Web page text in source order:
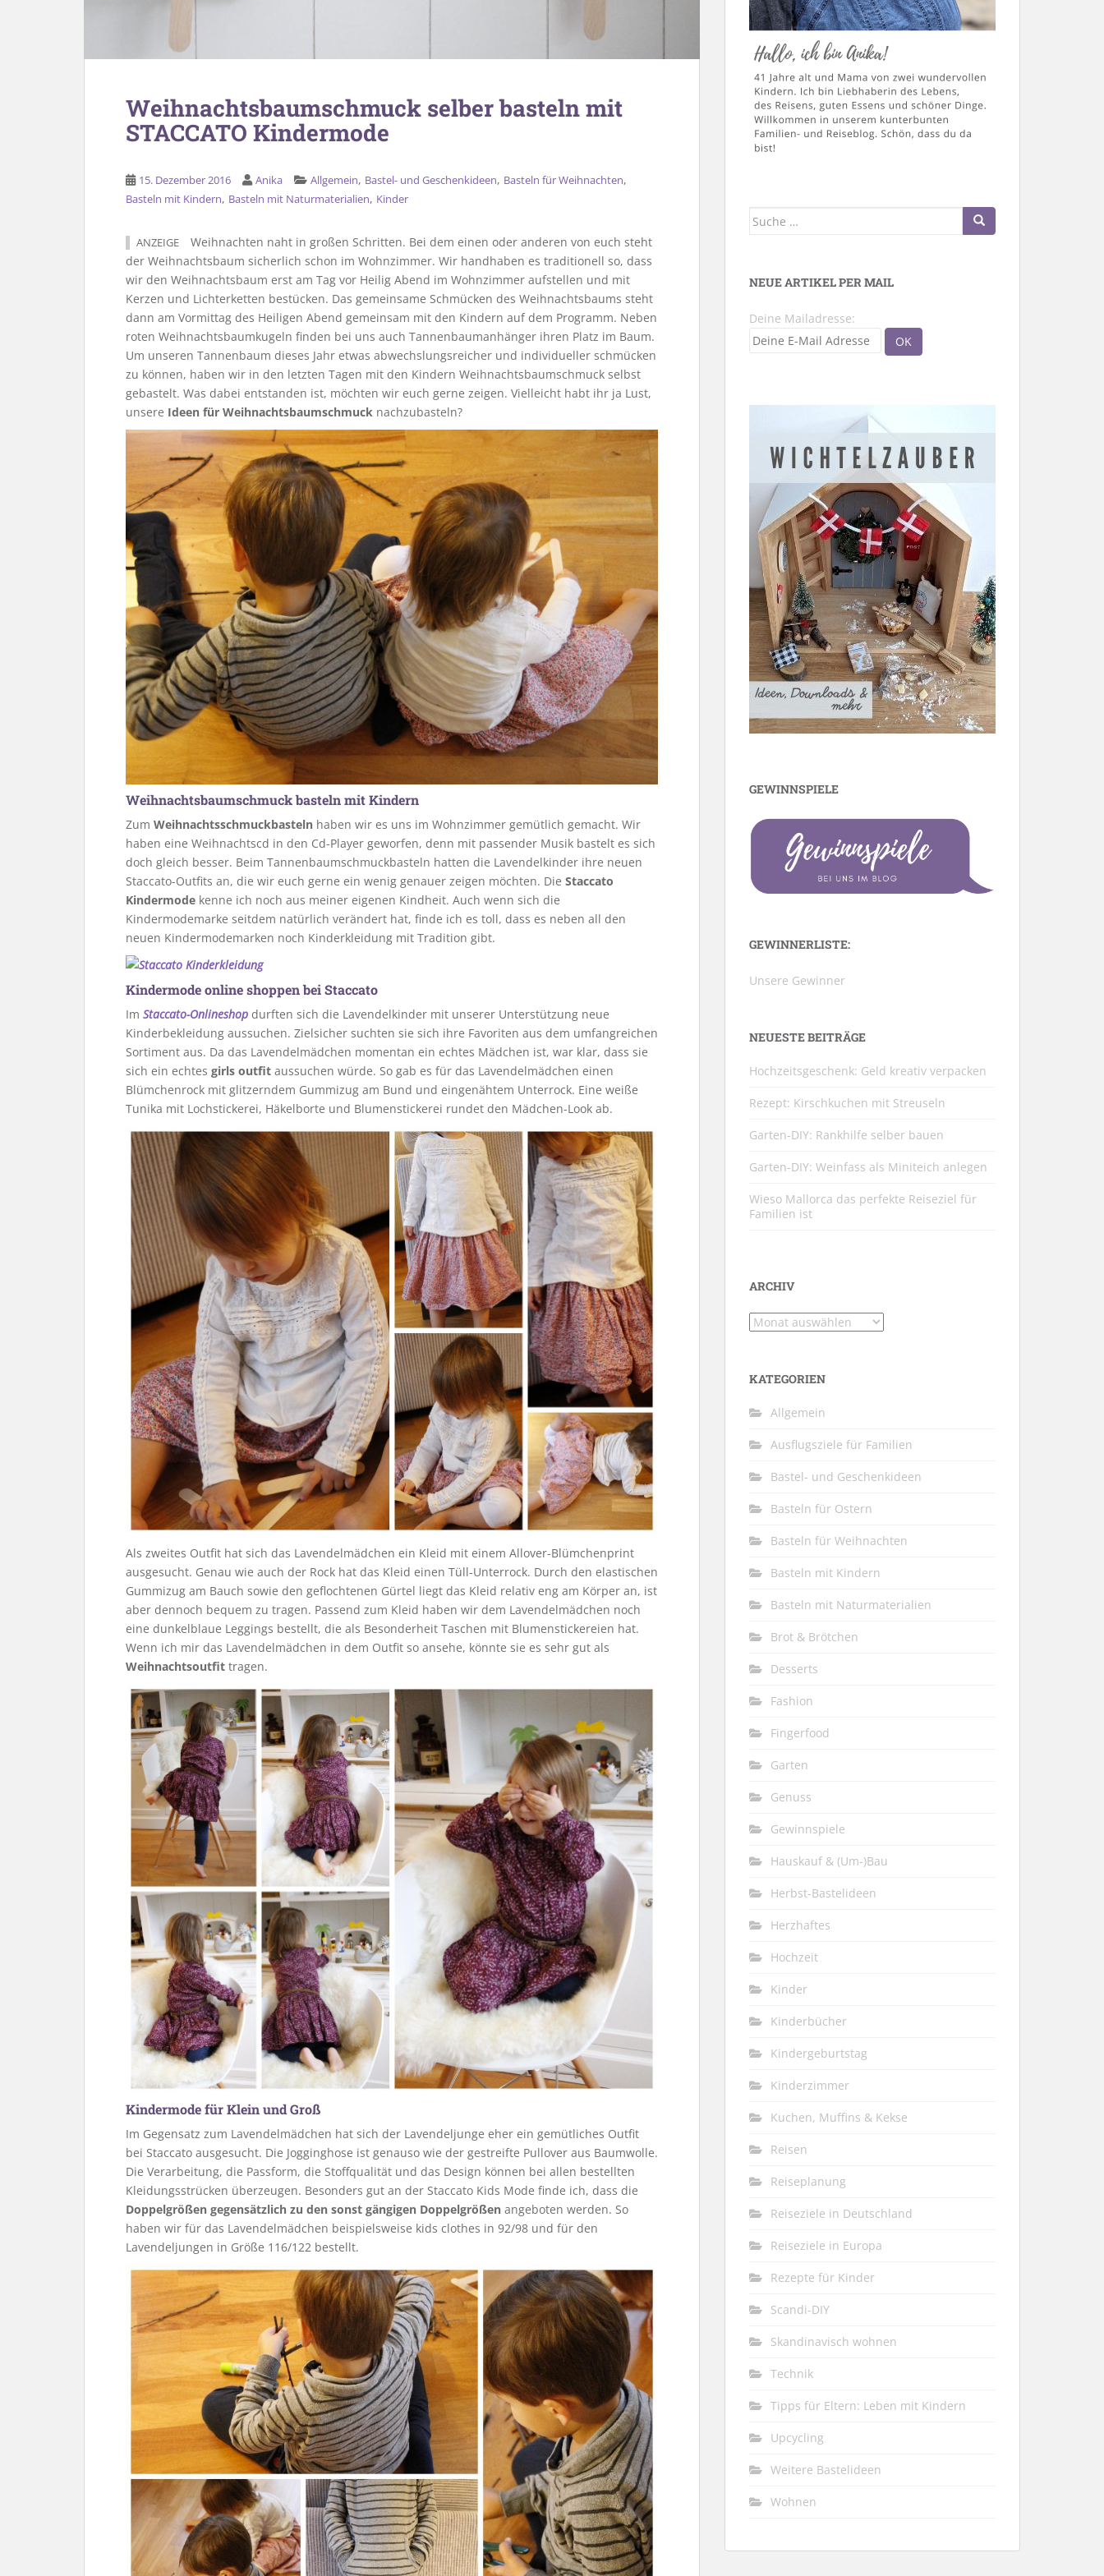
Weihnachtsbaumschmuck selber basteln mit
STACCATO Kindermode
15. Dezember 2016 Anika Allgemein, Bastel- und Geschenkideen, Basteln für Weihnachten,
Basteln mit Kindern, Basteln mit Naturmaterialien, Kinder
ANZEIGE
Weihnachten naht in großen Schritten. Bei dem einen oder anderen von euch steht
der Weihnachtsbaum sicherlich schon im Wohnzimmer. Wir handhaben es traditionell so, dass
wir den Weihnachtsbaum erst am Tag vor Heilig Abend im Wohnzimmer aufstellen und mit
Kerzen und Lichterketten bestücken. Das gemeinsame Schmücken des Weihnachtsbaums steht
dann am Vormittag des Heiligen Abend gemeinsam mit den Kindern auf dem Programm. Neben
roten Weihnachtsbaumkugeln finden bei uns auch Tannenbaumanhänger ihren Platz im Baum.
Um unseren Tannenbaum dieses Jahr etwas abwechslungsreicher und individueller schmücken
zu können, haben wir in den letzten Tagen mit den Kindern Weihnachtsbaumschmuck selbst
gebastelt. Was dabei entstanden ist, möchten wir euch gerne zeigen. Vielleicht habt ihr ja Lust,
unsere Ideen für Weihnachtsbaumschmuck nachzubasteln?
Weihnachtsbaumschmuck basteln mit Kindern
Zum Weihnachtsschmuckbasteln haben wir es uns im Wohnzimmer gemütlich gemacht. Wir
haben eine Weihnachtscd in den Cd-Player geworfen, denn mit passender Musik bastelt es sich
doch gleich besser. Beim Tannenbaumschmuckbasteln hatten die Lavendelkinder ihre neuen
Staccato-Outfits an, die wir euch gerne ein wenig genauer zeigen möchten. Die Staccato
Kindermode kenne ich noch aus meiner eigenen Kindheit. Auch wenn sich die
Kindermodemarke seitdem natürlich verändert hat, finde ich es toll, dass es neben all den
neuen Kindermodemarken noch Kinderkleidung mit Tradition gibt.
Kindermode online shoppen bei Staccato
Im Staccato-Onlineshop durften sich die Lavendelkinder mit unserer Unterstützung neue
Kinderbekleidung aussuchen. Zielsicher suchten sie sich ihre Favoriten aus dem umfangreichen
Sortiment aus. Da das Lavendelmädchen momentan ein echtes Mädchen ist, war klar, dass sie
sich ein echtes girls outfit aussuchen würde. So gab es für das Lavendelmädchen einen
Blümchenrock mit glitzerndem Gummizug am Bund und eingenähtem Unterrock. Eine weiße
Tunika mit Lochstickerei, Häkelborte und Blumenstickerei rundet den Mädchen-Look ab.
Als zweites Outfit hat sich das Lavendelmädchen ein Kleid mit einem Allover-Blümchenprint
ausgesucht. Genau wie auch der Rock hat das Kleid einen Tüll-Unterrock. Durch den elastischen
Gummizug am Bauch sowie den geflochtenen Gürtel liegt das Kleid relativ eng am Körper an, ist
aber dennoch bequem zu tragen. Passend zum Kleid haben wir dem Lavendelmädchen noch
eine dunkelblaue Leggings bestellt, die als Besonderheit Taschen mit Blumenstickereien hat.
Wenn ich mir das Lavendelmädchen in dem Outfit so ansehe, könnte sie es sehr gut als
Weihnachtsoutfit tragen.
Kindermode für Klein und Groß
Im Gegensatz zum Lavendelmädchen hat sich der Lavendeljunge eher ein gemütliches Outfit
bei Staccato ausgesucht. Die Jogginghose ist genauso wie der gestreifte Pullover aus Baumwolle.
Die Verarbeitung, die Passform, die Stoffqualität und das Design können bei allen bestellten
Kleidungsstrücken überzeugen. Besonders gut an der Staccato Kids Mode finde ich, dass die
Doppelgrößen gegensätzlich zu den sonst gängigen Doppelgrößen angeboten werden. So
haben wir für das Lavendelmädchen beispielsweise kids clothes in 92/98 und für den
Lavendeljungen in Größe 116/122 bestellt.
Suche
NEUE ARTIKEL PER MAIL
Deine Mailadresse:
GEWINNSPIELE
GEWINNERLISTE:
Unsere Gewinner
NEUESTE BEITRÄGE
Hochzeitsgeschenk: Geld kreativ verpacken
Rezept: Kirschkuchen mit Streuseln
Garten-DIY: Rankhilfe selber bauen
Garten-DIY: Weinfass als Miniteich anlegen
Wieso Mallorca das perfekte Reiseziel für
Familien ist
ARCHIV
Archiv
KATEGORIEN
Allgemein
Ausflugsziele für Familien
Bastel- und Geschenkideen
Basteln für Ostern
Basteln für Weihnachten
Basteln mit Kindern
Basteln mit Naturmaterialien
Brot & Brötchen
Desserts
Fashion
Fingerfood
Garten
Genuss
Gewinnspiele
Hauskauf & (Um-)Bau
Herbst-Bastelideen
Herzhaftes
Hochzeit
Kinder
Kinderbücher
Kindergeburtstag
Kinderzimmer
Kuchen, Muffins & Kekse
Reisen
Reiseplanung
Reiseziele in Deutschland
Reiseziele in Europa
Rezepte für Kinder
Scandi-DIY
Skandinavisch wohnen
Technik
Tipps für Eltern: Leben mit Kindern
Upcycling
Weitere Bastelideen
Wohnen